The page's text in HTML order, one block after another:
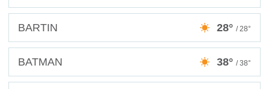
BARTIN 28° / 28°
BATMAN 38° / 38°